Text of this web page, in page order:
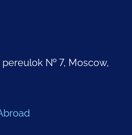
pereulok № 7, Moscow,